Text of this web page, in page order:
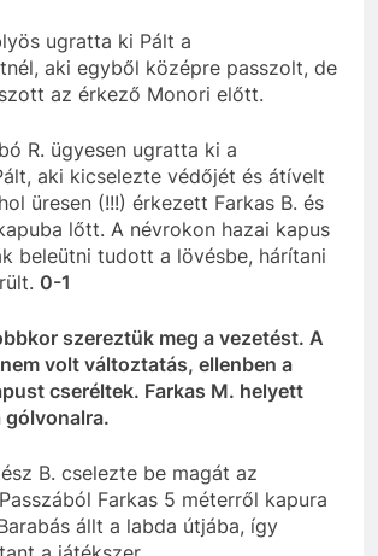
ugratta ki Pált a
aki egyből középre passzolt, de
az érkező Monori előtt.
R. ügyesen ugratta ki a
aki kicselezte védőjét és átívelt
üresen (!!!) érkezett Farkas B. és
lőtt. A névrokon hazai kapus
beleütni tudott a lövésbe, hárítani
0-1
szereztük meg a vezetést. A
volt változtatás, ellenben a
cseréltek. Farkas M. helyett
gólvonalra.
B. cselezte be magát az
Farkas 5 méterről kapura
állt a labda útjába, így